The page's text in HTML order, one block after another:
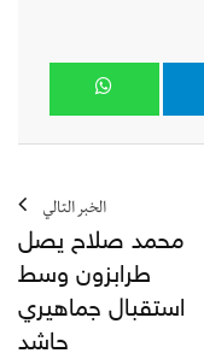
الخبر التالي
محمد صلاح يصل
طرابزون وسط
استقبال جماهيري
حاشد